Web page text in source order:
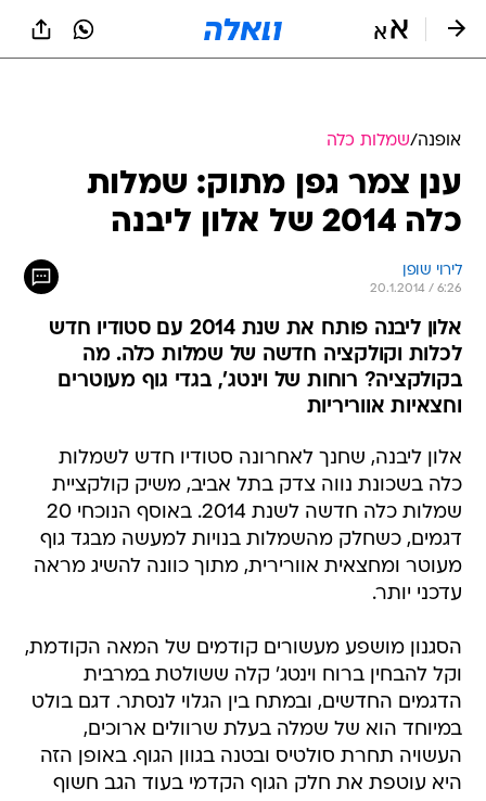
אופנה/שמלות כלה
ענן צמר גפן מתוק: שמלות
כלה 2014 של אלון ליבנה
לירוי שופן
20.1.2014 / 6:26
אלון ליבנה פותח את שנת 2014 עם סטודיו חדש
לכלות וקולקציה חדשה של שמלות כלה. מה
בקולקציה? רוחות של וינטג', בגדי גוף מעוטרים
וחצאיות אווריריות
אלון ליבנה, שחנך לאחרונה סטודיו חדש לשמלות
כלה בשכונת נווה צדק בתל אביב, משיק קולקציית
שמלות כלה חדשה לשנת 2014. באוסף הנוכחי 20
דגמים, כשחלק מהשמלות בנויות למעשה מבגד גוף
מעוטר ומחצאית אוורירית, מתוך כוונה להשיג מראה
עדכני יותר.
הסגנון מושפע מעשורים קודמים של המאה הקודמת,
וקל להבחין ברוח וינטג' קלה ששולטת במרבית
הדגמים החדשים, ובמתח בין הגלוי לנסתר. דגם בולט
במיוחד הוא של שמלה בעלת שרוולים ארוכים,
העשויה תחרת סולטיס ובטנה בגוון הגוף. באופן הזה
היא עוטפת את חלק הגוף הקדמי בעוד הגב חשוף